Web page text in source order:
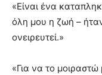
«Είναι ένα
όλη μου η ζωή –
ονειρευτεί.»
«Για να το